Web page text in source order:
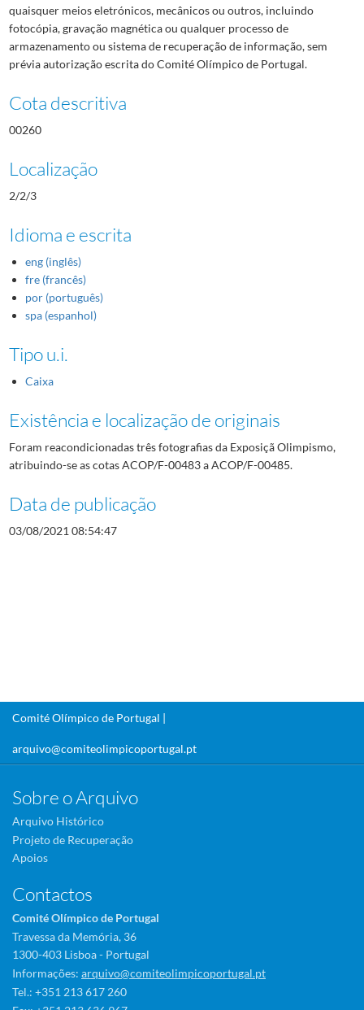
quaisquer meios eletrónicos, mecânicos ou outros, incluindo
fotocópia, gravação magnética ou qualquer processo de
armazenamento ou sistema de recuperação de informação, sem
prévia autorização escrita do Comité Olímpico de Portugal.
Cota descritiva
00260
Localização
2/2/3
Idioma e escrita
eng (inglês)
fre (francês)
por (português)
spa (espanhol)
Tipo u.i.
Caixa
Existência e localização de originais
Foram reacondicionadas três fotografias da Exposiçã Olimpismo,
atribuindo-se as cotas ACOP/F-00483 a ACOP/F-00485.
Data de publicação
03/08/2021 08:54:47
Comité Olímpico de Portugal |
arquivo@comiteolimpicoportugal.pt
Sobre o Arquivo
Arquivo Histórico
Projeto de Recuperação
Apoios
Contactos
Comité Olímpico de Portugal
Travessa da Memória, 36
1300-403 Lisboa - Portugal
Informações: arquivo@comiteolimpicoportugal.pt
Tel.: +351 213 617 260